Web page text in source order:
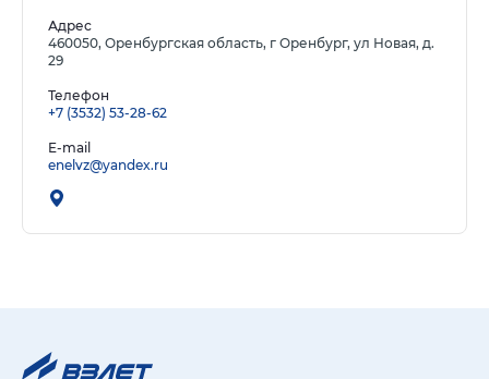
Адрес
460050, Оренбургская область, г Оренбург, ул Новая, д.
29
Телефон
+7 (3532) 53-28-62
E-mail
enelvz@yandex.ru